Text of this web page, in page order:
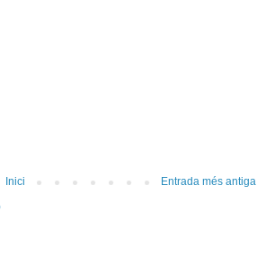
Entrada més antiga
Inici